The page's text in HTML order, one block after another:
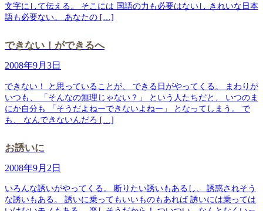
文字にして伝える。 そこには 国語の力も必要はないし きれいな日本
語も必要ない。 あなたの […]
できない！ができるへ
2008年9月3日
できない！ と思っていることが、 できる日がやってくる。 まわりが
いつも、 「そんなの無理じゃない？」 という人たちだと、 いつのま
にか自分も 「そうだよねーできないよねー」 となってしまう。 で
も、 なんできないんだろ […]
お誘いに
2008年9月2日
いろんな誘いがやってくる。 断りたい誘いもあるし、 誘惑されそう
な誘いもある。 誘いに乗ってもいいものもあれば 誘いには乗っては